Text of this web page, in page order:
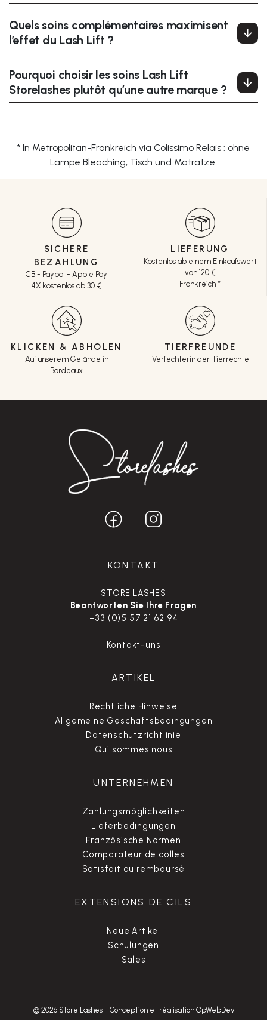
Quels soins complémentaires maximisent
l’effet du Lash Lift ?
Pourquoi choisir les soins Lash Lift
Storelashes plutôt qu’une autre marque ?
* In Metropolitan-Frankreich via Colissimo Relais : ohne
Lampe Bleaching, Tisch und Matratze.
SICHERE
BEZAHLUNG
CB - Paypal - Apple Pay
4X kostenlos ab 30 €
LIEFERUNG
Kostenlos ab einem Einkaufswert
von 120 €
Frankreich *
KLICKEN & ABHOLEN
Auf unserem Gelände in
Bordeaux
TIERFREUNDE
Verfechterin der Tierrechte
KONTAKT
STORE LASHES
Beantworten Sie Ihre Fragen
+33 (0)5 57 21 62 94
Kontakt-uns
ARTIKEL
Rechtliche Hinweise
Allgemeine Geschäftsbedingungen
Datenschutzrichtlinie
Qui sommes nous
UNTERNEHMEN
Zahlungsmöglichkeiten
Lieferbedingungen
Französische Normen
Comparateur de colles
Satisfait ou remboursé
EXTENSIONS DE CILS
Neue Artikel
Schulungen
Sales
© 2026 Store Lashes - Conception et réalisation OpWebDev